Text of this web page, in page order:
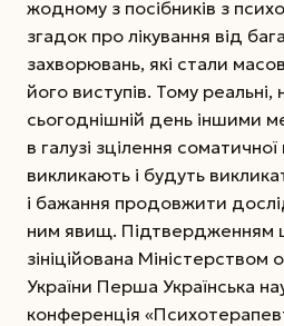
жодному з посібників з
згадок про лікування від
захворювань, які стали
його виступів. Тому реальні,
сьогоднішній день іншими
в галузі зцілення
викликають і будуть
і бажання продовжити
ним явищ. Підтвердженням
зініційована Мі­ніс­терством
України Перша Українська
конференція